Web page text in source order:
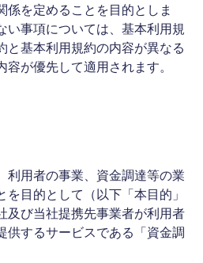
係を定めることを目的としま
い事項については、基本利用規
と基本利用規約の内容が異なる
が優先して適用されます。
利用者の事業、資金調達等の業
目的として（以下「本目的」
及び当社提携先事業者が利用者
供するサービスである「資金調